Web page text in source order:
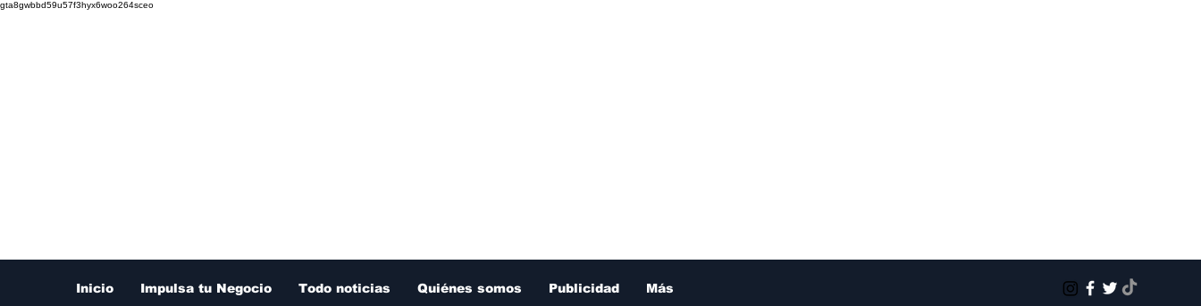
gta8gwbbd59u57f3hyx6woo264sceo
Inicio Impulsa tu Negocio Todo noticias Quiénes somos Publicidad Más